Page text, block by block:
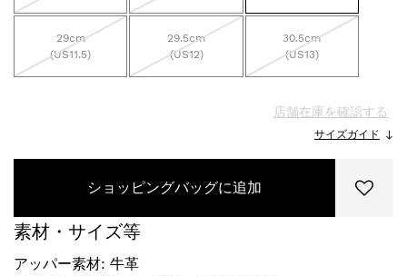
29cm
(US11.5)
29.5cm
(US12)
30.5cm
(US13)
店舗在庫を確認する
サイズガイド
ショッピングバッグに追加
素材・サイズ等
アッパー素材: 牛革